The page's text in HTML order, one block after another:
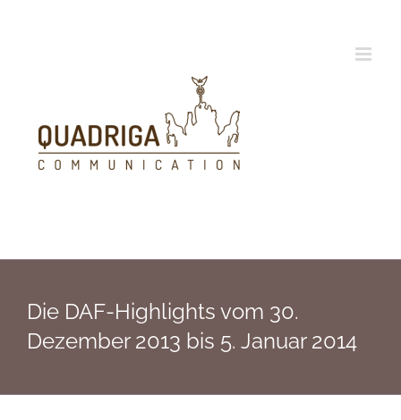
Die DAF-Highlights vom 30.
Dezember 2013 bis 5. Januar 2014